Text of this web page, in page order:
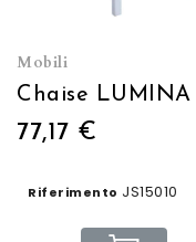
Mobili
77,17 €
Riferimento JS15010